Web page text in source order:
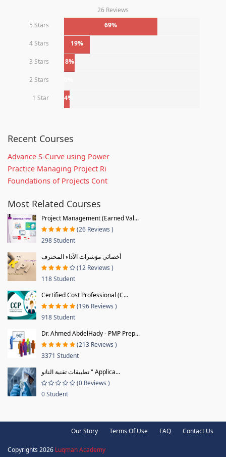
26 Reviews
5 Stars
69%
4 Stars 19%
3 Stars 8%
2 Stars
1 Star 4%
Recent Courses
Advance S-Curve using Power
Practice Managing Project Ri
Foundations of Projects Cont
Most Related Courses
Project Management (Earned Val...
(26 Reviews )
298 Student
أخصائي مؤشرات الأداء المحترف
(12 Reviews )
118 Student
Certified Cost Professional (C...
(196 Reviews )
918 Student
Dr. Ahmed AbdelHady - PMP Prep...
(213 Reviews )
3371 Student
تطبيقات تقنية النانو " Applica...
(0 Reviews )
0 Student
Our Story Terms Of Use FAQ Contact Us
Copyrights 2026 Luqman Academy